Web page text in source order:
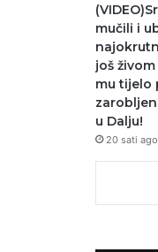
mučili i
još
mu tijelo
u Dalju!
20 sati ago